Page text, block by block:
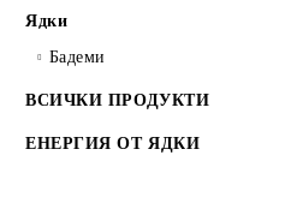
Ядки
Бадеми
ВСИЧКИ ПРОДУКТИ
ЕНЕРГИЯ ОТ ЯДКИ